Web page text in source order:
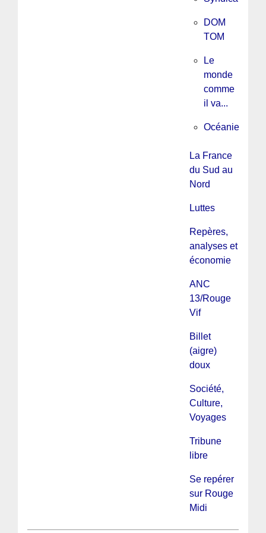
DOM
TOM
Le
monde
comme
il va...
Océanie
La France
du Sud au
Nord
Luttes
Repères,
analyses et
économie
ANC
13/Rouge
Vif
Billet
(aigre)
doux
Société,
Culture,
Voyages
Tribune
libre
Se repérer
sur Rouge
Midi